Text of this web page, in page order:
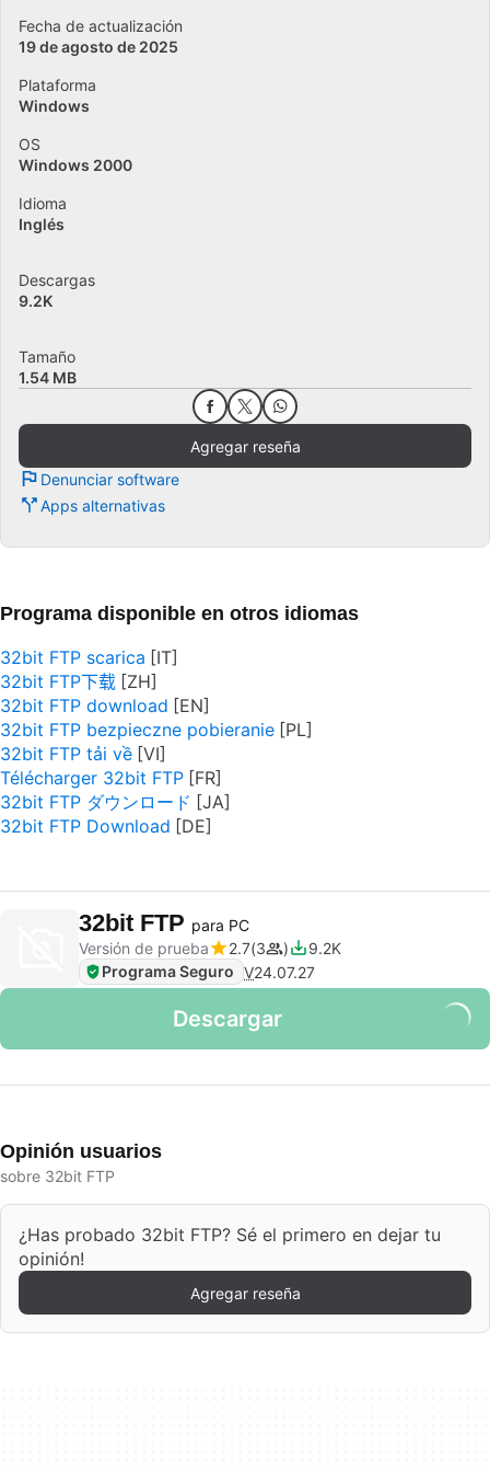
Fecha de actualización
19 de agosto de 2025
Plataforma
Windows
OS
Windows 2000
Idioma
Inglés
Descargas
9.2K
Tamaño
1.54 MB
Agregar reseña
Denunciar software
Apps alternativas
Programa disponible en otros idiomas
32bit FTP scarica
32bit FTP下载
32bit FTP download
32bit FTP bezpieczne pobieranie
32bit FTP tải về
Télécharger 32bit FTP
32bit FTP ダウンロード
32bit FTP Download
32bit FTP para PC
Versión de prueba
2.7 3
9.2K
Programa Seguro V24.07.27
Descargar
Opinión usuarios
sobre 32bit FTP
¿Has probado 32bit FTP? Sé el primero en dejar tu
opinión!
Agregar reseña